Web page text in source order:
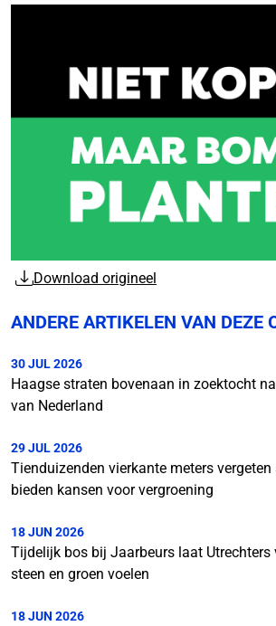
Download origineel
ANDERE ARTIKELEN VAN DEZE
30 JUL 2026
Haagse straten bovenaan in zoektocht
van Nederland
29 JUL 2026
Tienduizenden vierkante meters
bieden kansen voor vergroening
18 JUN 2026
Tijdelijk bos bij Jaarbeurs laat Utrechters
steen en groen voelen
18 JUN 2026